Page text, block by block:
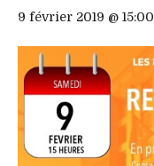
9 février 2019 @ 15:00